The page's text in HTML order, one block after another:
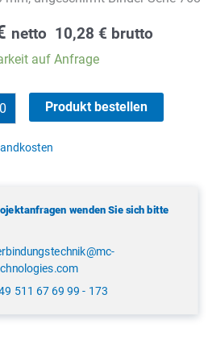
netto 10,28 € brutto
auf Anfrage
Produkt bestellen
wenden Sie sich bitte
511 67 69 99 - 173